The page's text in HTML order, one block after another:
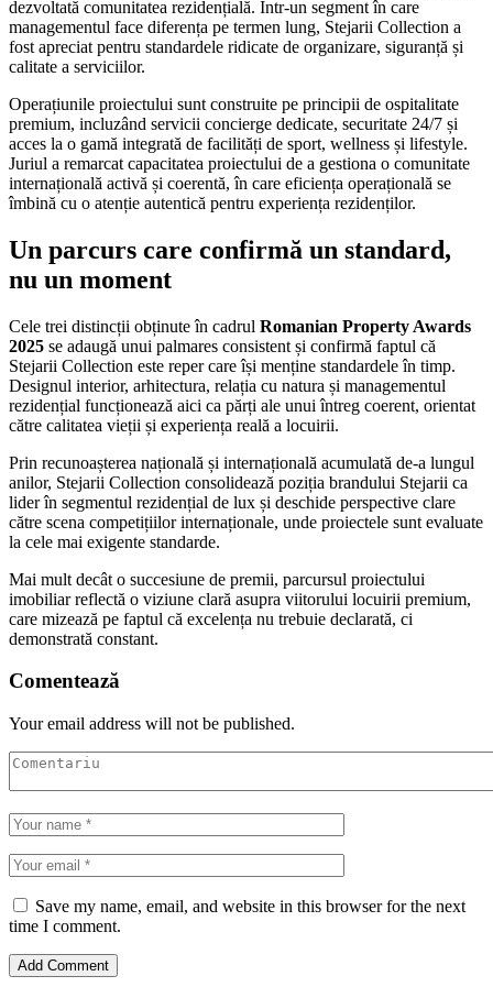
dezvoltată comunitatea rezidențială. Într-un segment în care
managementul face diferența pe termen lung, Stejarii Collection a
fost apreciat pentru standardele ridicate de organizare, siguranță și
calitate a serviciilor.
Operațiunile proiectului sunt construite pe principii de ospitalitate
premium, incluzând servicii concierge dedicate, securitate 24/7 și
acces la o gamă integrată de facilități de sport, wellness și lifestyle.
Juriul a remarcat capacitatea proiectului de a gestiona o comunitate
internațională activă și coerentă, în care eficiența operațională se
îmbină cu o atenție autentică pentru experiența rezidenților.
Un parcurs care confirmă un standard,
nu un moment
Cele trei distincții obținute în cadrul Romanian Property Awards
2025 se adaugă unui palmares consistent și confirmă faptul că
Stejarii Collection este reper care își menține standardele în timp.
Designul interior, arhitectura, relația cu natura și managementul
rezidențial funcționează aici ca părți ale unui întreg coerent, orientat
către calitatea vieții și experiența reală a locuirii.
Prin recunoașterea națională și internațională acumulată de-a lungul
anilor, Stejarii Collection consolidează poziția brandului Stejarii ca
lider în segmentul rezidențial de lux și deschide perspective clare
către scena competițiilor internaționale, unde proiectele sunt evaluate
la cele mai exigente standarde.
Mai mult decât o succesiune de premii, parcursul proiectului
imobiliar reflectă o viziune clară asupra viitorului locuirii premium,
care mizează pe faptul că excelența nu trebuie declarată, ci
demonstrată constant.
Comentează
Your email address will not be published.
Save my name, email, and website in this browser for the next
time I comment.